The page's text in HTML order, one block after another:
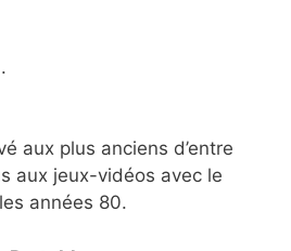
aux plus anciens d’entre
aux jeux-vidéos avec le
années 80.